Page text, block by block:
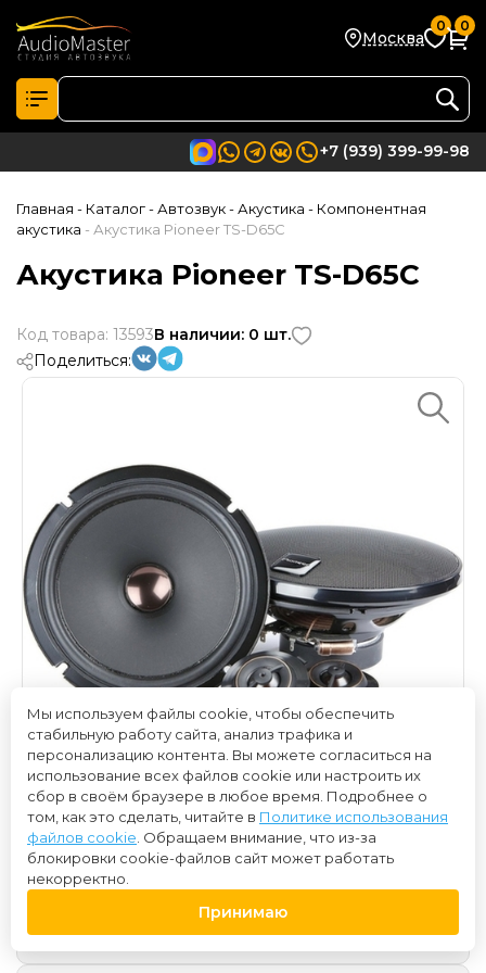
Москва
0 0
+7 (939) 399-99-98
Главная - Каталог- Автозвук- Акустика - Компонентная
акустика - Акустика Pioneer TS-D65C
Акустика Pioneer TS-D65C
Код товара: 13593В наличии: 0 шт.
Поделиться:
12 000 ₽
Нет в наличии
Мы используем файлы cookie, чтобы обеспечить
стабильную работу сайта, анализ трафика и
персонализацию контента. Вы можете согласиться на
использование всех файлов cookie или настроить их
сбор в своём браузере в любое время. Подробнее о
том, как это сделать, читайте в Политике использования
файлов cookie . Обращаем внимание, что из-за
блокировки cookie-файлов сайт может работать
некорректно.
Принимаю